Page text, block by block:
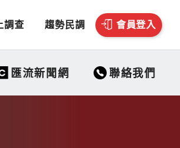
調查 趨勢民調 會員登入
匯流新聞網 聯絡我們